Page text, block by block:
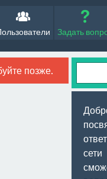
Задать
позже.